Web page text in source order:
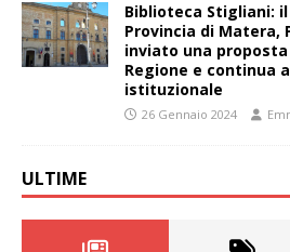
Biblioteca Stigliani:
Provincia di Matera,
inviato una
Regione e continua
istituzionale
26 Gennaio 2024
ULTIME